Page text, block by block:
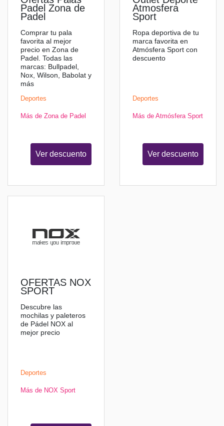
Padel Zona de
Padel
Comprar tu pala
favorita al mejor
precio en Zona de
Padel. Todas las
marcas: Bullpadel,
Nox, Wilson, Babolat y
más
Deportes
Más de Zona de Padel
Ver descuento
Atmosfera
Sport
Ropa deportiva de tu
marca favorita en
Atmósfera Sport con
descuento
Deportes
Más de Atmósfera Sport
Ver descuento
OFERTAS NOX
SPORT
Descubre las
mochilas y paleteros
de Pádel NOX al
mejor precio
Deportes
Más de NOX Sport